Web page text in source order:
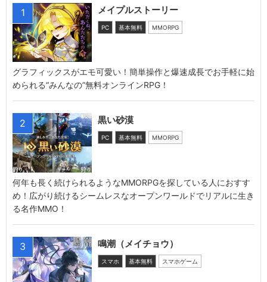
1 メイプルストーリー
PC 基本無料 MMORPG
グラフィックスがエモ可愛い！簡単操作と爆速成長でお手軽に始
められる“みんなの”無料オンラインRPG！
2 黒い砂漠
PC 基本無料 MMORPG
何年も長く続けられるようなMMORPGを探している人におすす
め！広がり続けるシームレスなオープンワールドでリアルに生き
る名作MMO！
3 鳴潮（メイチョウ）
スマホ 基本無料 スマホゲーム